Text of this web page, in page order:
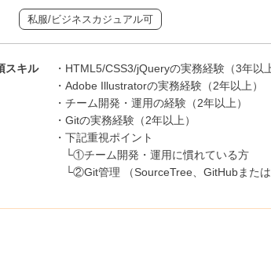
私服/ビジネスカジュアル可
スキル
・HTML5/CSS3/jQueryの実務経験（3年以
・Adobe Illustratorの実務経験（2年以上）
・チーム開発・運用の経験（2年以上）
・Gitの実務経験（2年以上）
・下記重視ポイント
└①チーム開発・運用に慣れている方
└②Git管理 （SourceTree、GitHubまた